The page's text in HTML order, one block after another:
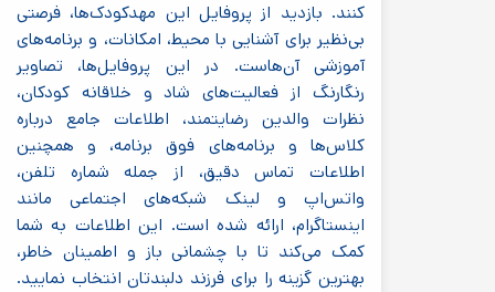
کنند. بازدید از پروفایل این مهدکودک‌ها، فرصتی
بی‌نظیر برای آشنایی با محیط، امکانات، و برنامه‌های
آموزشی آن‌هاست. در این پروفایل‌ها، تصاویر
رنگارنگ از فعالیت‌های شاد و خلاقانه کودکان،
نظرات والدین رضایتمند، اطلاعات جامع درباره
کلاس‌ها و برنامه‌های فوق برنامه، و همچنین
اطلاعات تماس دقیق، از جمله شماره تلفن،
واتس‌اپ و لینک شبکه‌های اجتماعی مانند
اینستاگرام، ارائه شده است. این اطلاعات به شما
کمک می‌کند تا با چشمانی باز و اطمینان خاطر،
بهترین گزینه را برای فرزند دلبندتان انتخاب نمایید.